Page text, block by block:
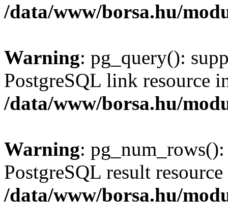
/data/www/borsa.hu/
Warning: pg_query():
PostgreSQL link resource
/data/www/borsa.hu/
Warning:
PostgreSQL result
/data/www/borsa.hu/